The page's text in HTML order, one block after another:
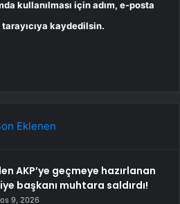
kullanılması için adım, e-posta
kaydedilsin.
Eklenen
AKP’ye geçmeye hazırlanan
başkanı muhtara saldırdı!
9, 2026